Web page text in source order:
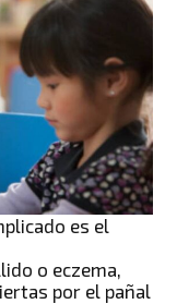
es el
o eczema,
por el pañal